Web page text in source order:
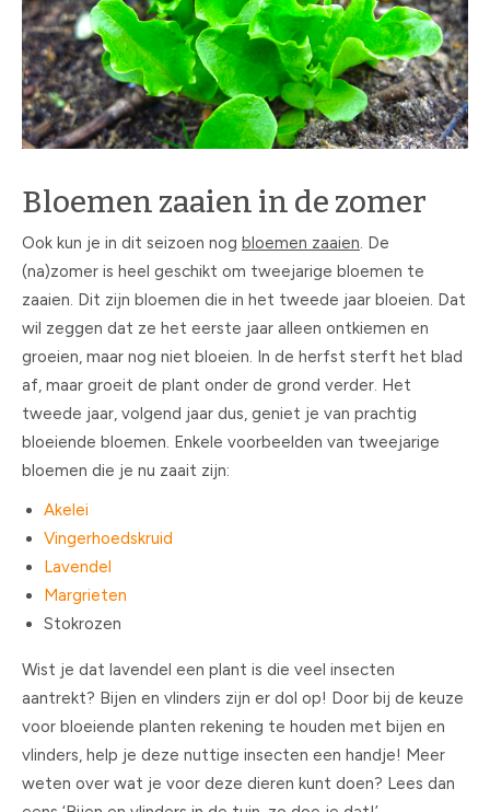
Bloemen zaaien in de zomer
Ook kun je in dit seizoen nog bloemen zaaien. De
(na)zomer is heel geschikt om tweejarige bloemen te
zaaien. Dit zijn bloemen die in het tweede jaar bloeien. Dat
wil zeggen dat ze het eerste jaar alleen ontkiemen en
groeien, maar nog niet bloeien. In de herfst sterft het blad
af, maar groeit de plant onder de grond verder. Het
tweede jaar, volgend jaar dus, geniet je van prachtig
bloeiende bloemen. Enkele voorbeelden van tweejarige
bloemen die je nu zaait zijn:
Akelei
Vingerhoedskruid
Lavendel
Margrieten
Stokrozen
Wist je dat lavendel een plant is die veel insecten
aantrekt? Bijen en vlinders zijn er dol op! Door bij de keuze
voor bloeiende planten rekening te houden met bijen en
vlinders, help je deze nuttige insecten een handje! Meer
weten over wat je voor deze dieren kunt doen? Lees dan